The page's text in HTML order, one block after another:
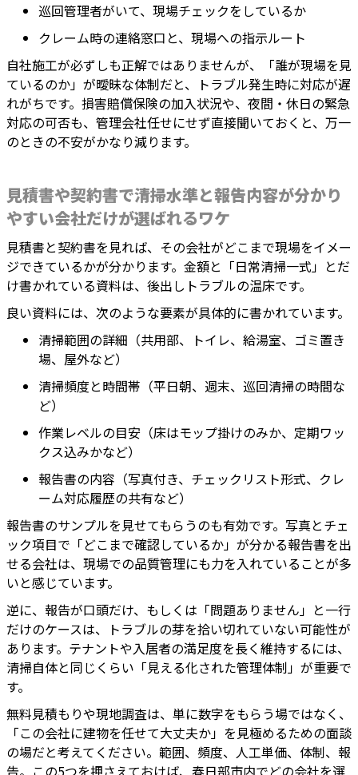
巡回管理者がいて、現場チェックをしているか
クレーム時の連絡窓口と、現場への指示ルート
自社施工が必ずしも正解ではありませんが、「誰が現場を見
ているのか」が曖昧な体制だと、トラブル発生時に対応が遅
れがちです。損害賠償保険の加入状況や、夜間・休日の緊急
対応の可否も、管理会社任せにせず直接聞いておくと、万一
のときの不安がかなり減ります。
見積書や契約書で清掃水準と報告内容が分かり
やすい会社だけが選ばれるワケ
見積書と契約書を見れば、その会社がどこまで現場をイメー
ジできているかが分かります。金額と「日常清掃一式」とだ
け書かれている資料は、後出しトラブルの温床です。
良い資料には、次のような要素が具体的に書かれています。
清掃範囲の詳細（共用部、トイレ、給湯室、ゴミ置き
場、屋外など）
清掃頻度と時間帯（平日朝、週末、巡回清掃の時間な
ど）
作業レベルの目安（床はモップ掛けのみか、定期ワッ
クス込みかなど）
報告書の内容（写真付き、チェックリスト形式、クレ
ーム対応履歴の共有など）
報告書のサンプルを見せてもらうのも有効です。写真とチェ
ック項目で「どこまで確認しているか」が分かる報告書を出
せる会社は、現場での品質管理にも力を入れていることが多
いと感じています。
逆に、報告が口頭だけ、もしくは「問題ありません」と一行
だけのケースは、トラブルの芽を拾い切れていない可能性が
あります。テナントや入居者の満足度を長く維持するには、
清掃自体と同じくらい「見える化された管理体制」が重要で
す。
無料見積もりや現地調査は、単に数字をもらう場ではなく、
「この会社に建物を任せて大丈夫か」を見極めるための面談
の場だと考えてください。範囲、頻度、人工単価、体制、報
告。この5つを押さえておけば、春日部市内でどの会社を選